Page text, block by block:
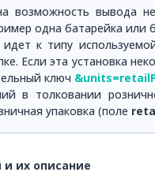
возможность вывода
одна батарейка
к типу
Если эта установка
ключ
в толковании
упаковка (поле
их описание